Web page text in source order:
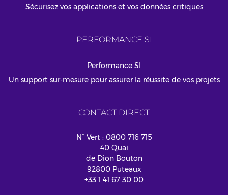
Sécurisez vos applications et vos données critiques
PERFORMANCE SI
Performance SI
Un support sur-mesure pour assurer la réussite de vos projets
CONTACT DIRECT
N° Vert : 0800 716 715
40 Quai
de Dion Bouton
92800 Puteaux
+33 1 41 67 30 00